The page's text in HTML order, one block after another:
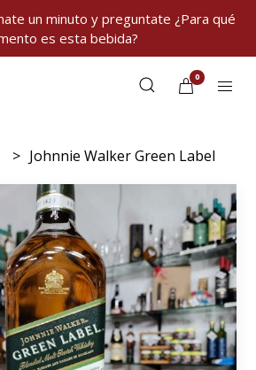
un minuto y preguntate ¿Para qué
es esta bebida?
0
Johnnie Walker Green Label